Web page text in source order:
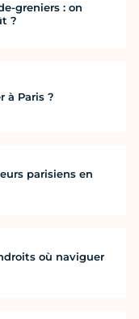
greniers : on
?
à Paris ?
parisiens en
où naviguer